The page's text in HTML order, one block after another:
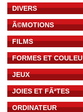
DIVERS
Ã©MOTIONS
FILMS
FORMES ET
JEUX
JOIES ET FÃªTES
ORDINATEUR